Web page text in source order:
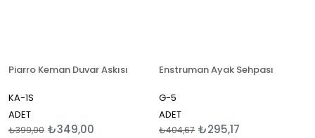
Piarro Keman Duvar Askısı
KA-1S
ADET
₺349,00
₺399,00
Enstruman Ayak Sehpası
G-5
ADET
₺295,17
₺404,67